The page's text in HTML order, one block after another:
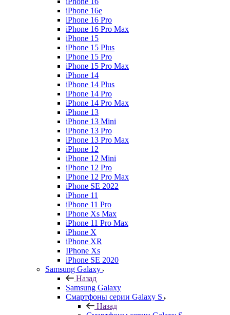
iPhone 16e
iPhone 16 Pro
iPhone 16 Pro Max
iPhone 15
iPhone 15 Plus
iPhone 15 Pro
iPhone 15 Pro Max
iPhone 14
iPhone 14 Plus
iPhone 14 Pro
iPhone 14 Pro Max
iPhone 13
iPhone 13 Mini
iPhone 13 Pro
iPhone 13 Pro Max
iPhone 12
iPhone 12 Mini
iPhone 12 Pro
iPhone 12 Pro Max
iPhone SE 2022
iPhone 11
iPhone 11 Pro
iPhone Xs Max
iPhone 11 Pro Max
iPhone X
iPhone XR
IPhone Xs
iPhone SE 2020
Samsung Galaxy
Назад
Samsung Galaxy
Смартфоны серии Galaxy S
Назад